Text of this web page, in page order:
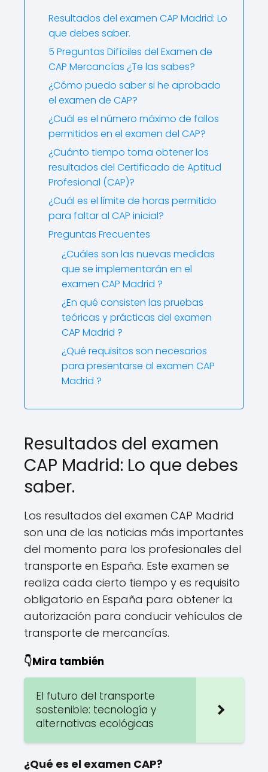
Resultados del examen CAP Madrid: Lo
que debes saber.
5 Preguntas Difíciles del Examen de
CAP Mercancías ¿Te las sabes?
¿Cómo puedo saber si he aprobado
el examen de CAP?
¿Cuál es el número máximo de fallos
permitidos en el examen del CAP?
¿Cuánto tiempo toma obtener los
resultados del Certificado de Aptitud
Profesional (CAP)?
¿Cuál es el límite de horas permitido
para faltar al CAP inicial?
Preguntas Frecuentes
¿Cuáles son las nuevas medidas
que se implementarán en el
examen CAP Madrid ?
¿En qué consisten las pruebas
teóricas y prácticas del examen
CAP Madrid ?
¿Qué requisitos son necesarios
para presentarse al examen CAP
Madrid ?
Resultados del examen
CAP Madrid: Lo que debes
saber.
Los resultados del examen CAP Madrid
son una de las noticias más importantes
del momento para los profesionales del
transporte en España. Este examen se
realiza cada cierto tiempo y es requisito
obligatorio en España para obtener la
autorización para conducir vehículos de
transporte de mercancías.
👇Mira también
El futuro del transporte
sostenible: tecnología y
alternativas ecológicas
¿Qué es el examen CAP?